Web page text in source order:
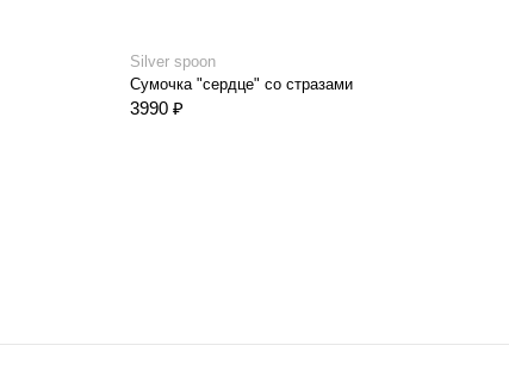
Silver spoon
Сумочка "сердце" со стразами
3990 ₽